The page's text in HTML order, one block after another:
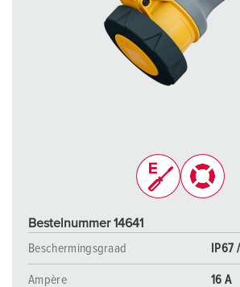
Bestelnummer 14641
Beschermingsgraad
IP67
Ampère 16 A